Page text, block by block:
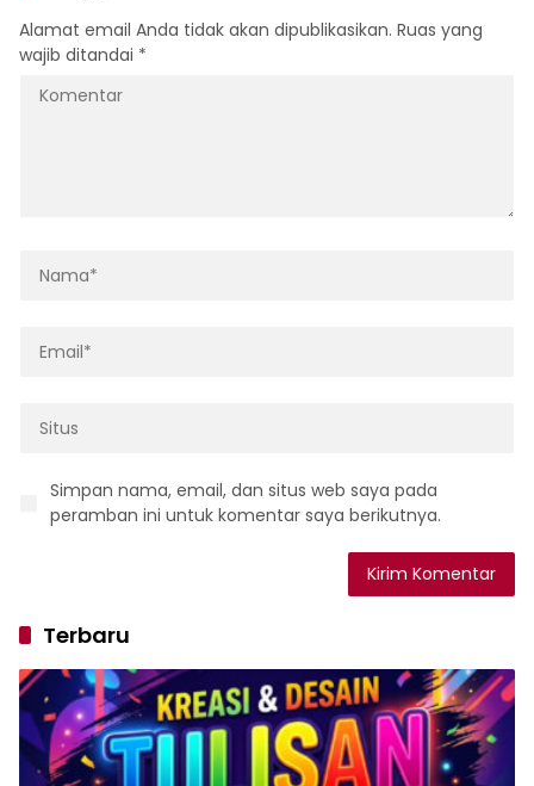
Alamat email Anda tidak akan dipublikasikan. Ruas yang
wajib ditandai *
Simpan nama, email, dan situs web saya pada
peramban ini untuk komentar saya berikutnya.
Terbaru